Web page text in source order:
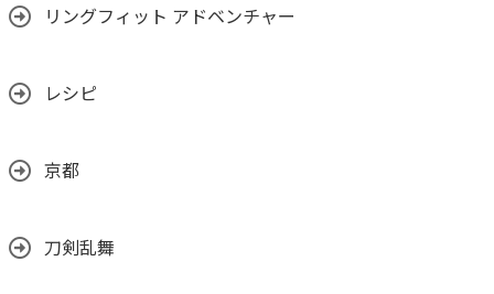
リングフィット アドベンチャー
レシピ
京都
刀剣乱舞